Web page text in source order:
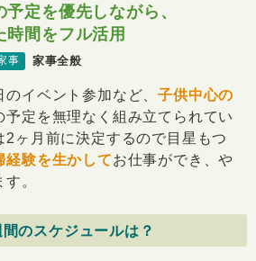
予定を優先しながら、
時間をフル活用
事 家事全般
のイベント参加など、子供中心の
予定を無理なく組み立てられてい
2ヶ月前に決定するので目星もつ
経験を生かしてお仕事ができ、や
。
のスケジュールは？